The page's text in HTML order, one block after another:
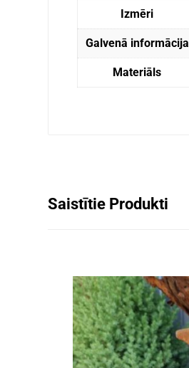
Izmēri
Galvenā informācija
Materiāls
Saistītie Produkti